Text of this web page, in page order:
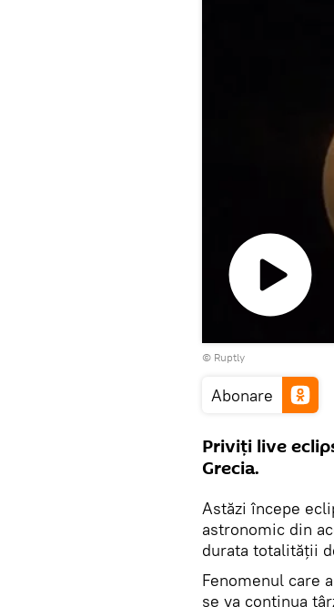
Play
© Ruptly
Abonare
Priviți live
Grecia.
Astăzi începe
astronomic din
durata totalității
Fenomenul care
se va continua